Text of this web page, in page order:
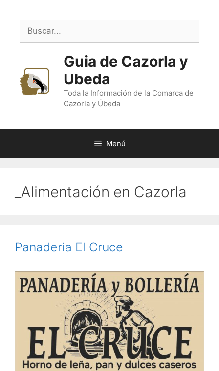
contenido
Buscar:
Guia de Cazorla y
Ubeda
Toda la Información de la Comarca de
Cazorla y Úbeda
Menú
_Alimentación en Cazorla
Panaderia El Cruce